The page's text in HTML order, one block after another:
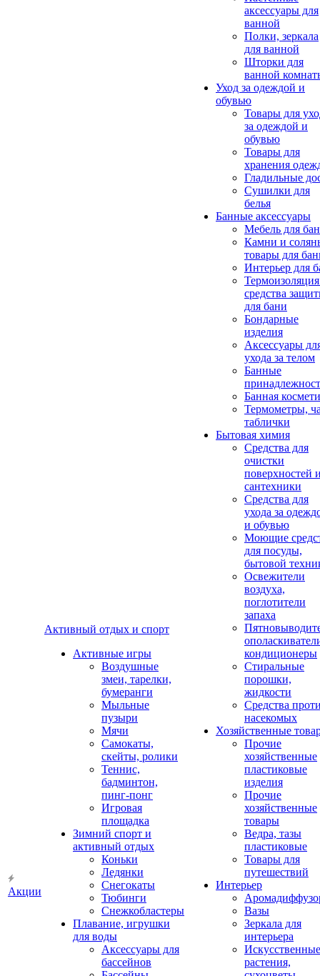
Акции
Активный отдых и спорт
Активные игры
Воздушные
змеи, тарелки,
бумеранги
Мыльные
пузыри
Мячи
Самокаты,
скейты, ролики
Теннис,
бадминтон,
пинг-понг
Игровая
площадка
Зимний спорт и
активный отдых
Коньки
Ледянки
Снегокаты
Тюбинги
Снежкобластеры
Плавание, игрушки
для воды
Аксессуары для
бассейнов
аксессуары для
ванной
Полки, зеркала
для ванной
Шторки для
ванной
Уход за одеждой и
обувью
Товары для
за одеждой и
обувью
Товары для
хранения
Гладильные
Сушилки для
белья
Банные аксессуары
Мебель для
Камни и
товары для
Интерьер для
средства
для бани
Бондарные
изделия
Аксеcсуары
ухода за телом
Банные
Банная
Термометры,
таблички
Бытовая химия
Средства для
очистки
поверхностей
сантехники
Средства для
ухода за
и обувью
Моющие
для посуды,
бытовой
Освежители
воздуха,
поглотители
запаха
кондиционеры
Стиральные
порошки,
жидкости
Средства
насекомых
Хозяйственные
Прочие
хозяйственные
пластиковые
изделия
Прочие
хозяйственные
товары
Ведра, тазы
пластиковые
Товары для
путешествий
Интерьер
Вазы
Зеркала для
интерьера
Искусственные
растения,